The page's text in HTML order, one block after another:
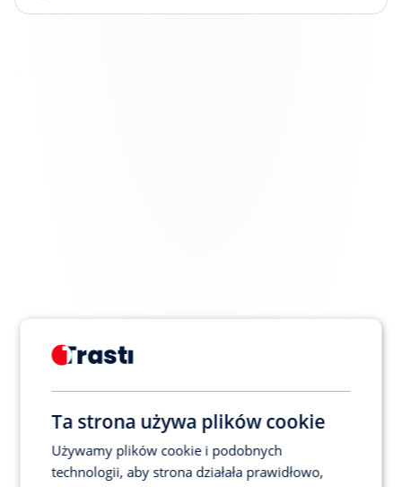
Zgrany zespół
i jasne cele
Ta strona używa plików cookie
Używamy plików cookie i podobnych
technologii, aby strona działała prawidłowo,